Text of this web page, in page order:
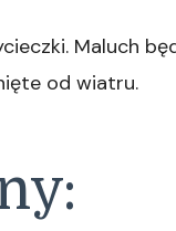
Maluch
od wiatru.